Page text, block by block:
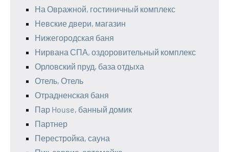
На Овражной, гостиничный комплекс
Невские двери, магазин
Нижегородская баня
Нирвана СПА, оздоровительный комплекс
Орловский пруд, база отдыха
Отель, Отель
Отрадненская баня
Пар House, банный домик
Партнер
Перестройка, сауна